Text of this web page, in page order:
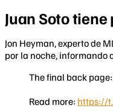
Juan Soto
Jon Heyman, experto de
por la noche, informando
The final back page:
Read more: https://